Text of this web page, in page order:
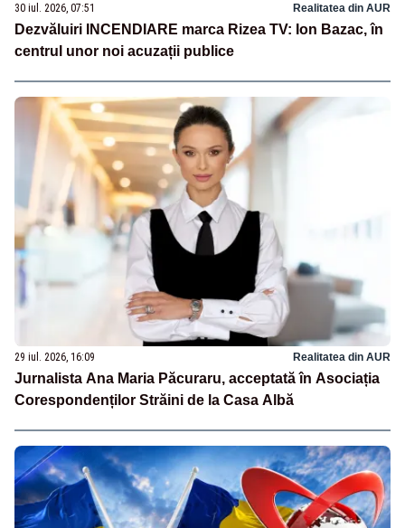
30 iul. 2026, 07:51 Realitatea din AUR
Dezvăluiri INCENDIARE marca Rizea TV: Ion Bazac, în
centrul unor noi acuzații publice
29 iul. 2026, 16:09 Realitatea din AUR
Jurnalista Ana Maria Păcuraru, acceptată în Asociația
Corespondenților Străini de la Casa Albă